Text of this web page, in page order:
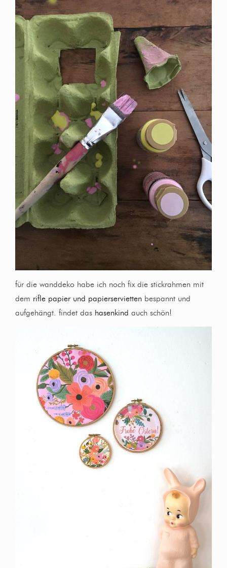
für die wanddeko habe ich noch fix die stickrahmen mit
dem rifle papier und papierservietten bespannt und
aufgehängt. findet das hasenkind auch schön!